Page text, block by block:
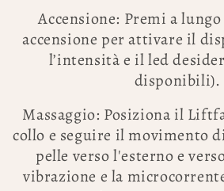
Accensione: Premi a
accensione per attivare il
l’intensità e il led
disponibili).
Massaggio: Posiziona il
collo e seguire il movimento
pelle verso l'esterno e
vibrazione e la